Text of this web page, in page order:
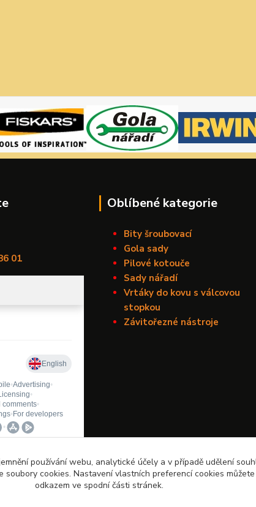
01
Oblíbené kategorie
Bity šroubovací
Gola sady
Pilové kotouče
Sady nářadí
Vrtáky do kovu s válcovou
stopkou
Závitořezné nástroje
používání webu, analytické účely a v případě udělení
soubory cookies. Nastavení vlastních preferencí cookies
odkazem ve spodní části stránek.